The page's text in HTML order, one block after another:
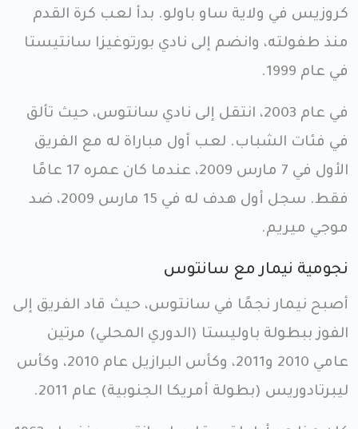
كروزيس في ولاية ساو باولو. بدأ لعب كرة القدم
منذ طفولته، وانضم إلى نادي بورتوغيزا سانتيستا
في عام 1999.
في عام 2003، انتقل إلى نادي سانتوس، حيث تألق
في فئات الشباب. لعب أول مباراة له مع الفريق
الأول في 7 مارس 2009، عندما كان عمره 17 عامًا
فقط. سجل أول هدف له في 15 مارس 2009، ضد
موجي ميريم.
نجومية نيمار مع سانتوس
أصبح نيمار نجمًا في سانتوس، حيث قاد الفريق إلى
الفوز ببطولة باوليستا (الدوري المحلي) مرتين
عامي 2010 و2011، وكأس البرازيل عام 2010، وكأس
ليبرتادوريس (بطولة أمريكا الجنوبية) عام 2011.